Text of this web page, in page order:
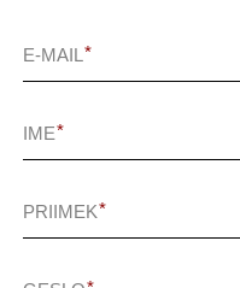
E-MAIL
IME
PRIIMEK